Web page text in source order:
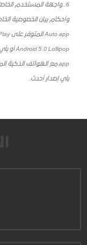
بأي إصدار أحدث.